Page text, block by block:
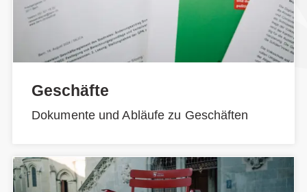
Geschäfte
Dokumente und Abläufe zu Geschäften